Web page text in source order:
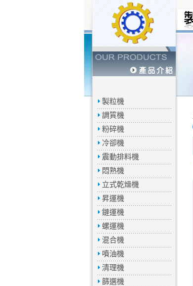
製粒機
調質機
粉碎機
冷卻機
震動排料機
悶熟機
立式乾燥機
昇運機
鏈運機
螺運機
混合機
噴油機
清理機
篩選機